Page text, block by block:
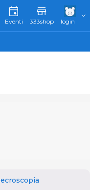
Eventi 333shop login